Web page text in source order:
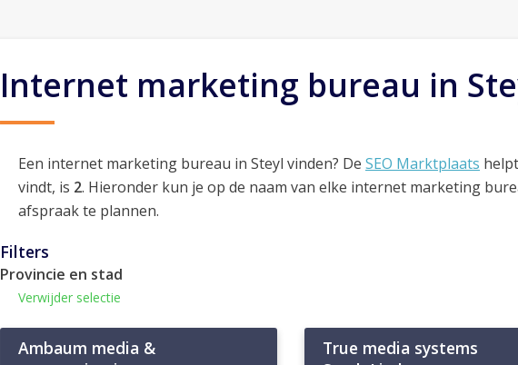
Internet marketing bureau in
Een internet marketing bureau in Steyl vinden? De SEO Marktplaats
vindt, is 2. Hieronder kun je op de naam van elke internet marketing
afspraak te plannen.
Filters
Provincie en stad
Verwijder selectie
Ambaum media &
True media systems